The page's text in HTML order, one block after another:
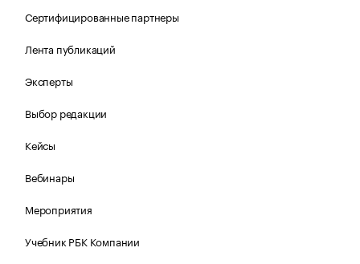
Сертифицированные партнеры
Лента публикаций
Эксперты
Выбор редакции
Кейсы
Вебинары
Мероприятия
Учебник РБК Компании